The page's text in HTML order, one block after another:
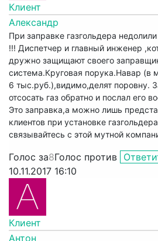
Клиент
Александр
При заправке газгольдера
!!! Диспетчер и главный инженер
дружно защищают своего
система.Круговая порука.Навар (в
6 тыс.руб.),видимо,делят поровну.
отсосать газ обратно и послал его
Это заправка,а можно лишь
клиентов при установке
связывайтесь с этой мутной
Голос за8Голос против
10.11.2017 16:10
Клиент
Антон